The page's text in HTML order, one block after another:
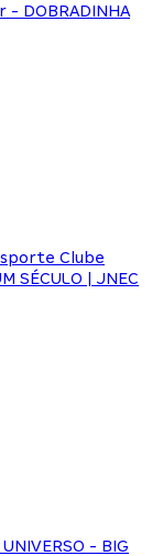
DOBRADINHA
Clube
SÉCULO | JNEC
- BIG